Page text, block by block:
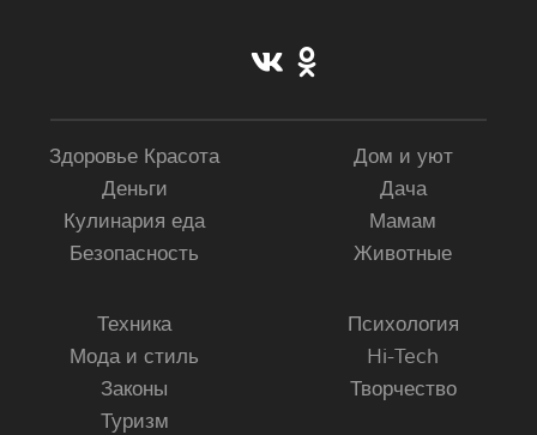
Здоровье Красота
Деньги
Кулинария еда
Безопасность
Дом и уют
Дача
Мамам
Животные
Техника
Мода и стиль
Законы
Туризм
Психология
Hi-Tech
Творчество